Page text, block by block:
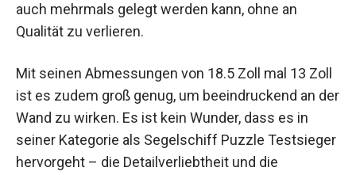
auch mehrmals gelegt werden kann, ohne an
Qualität zu verlieren.
Mit seinen Abmessungen von 18.5 Zoll mal 13 Zoll
ist es zudem groß genug, um beeindruckend an der
Wand zu wirken. Es ist kein Wunder, dass es in
seiner Kategorie als Segelschiff Puzzle Testsieger
hervorgeht – die Detailverliebtheit und die